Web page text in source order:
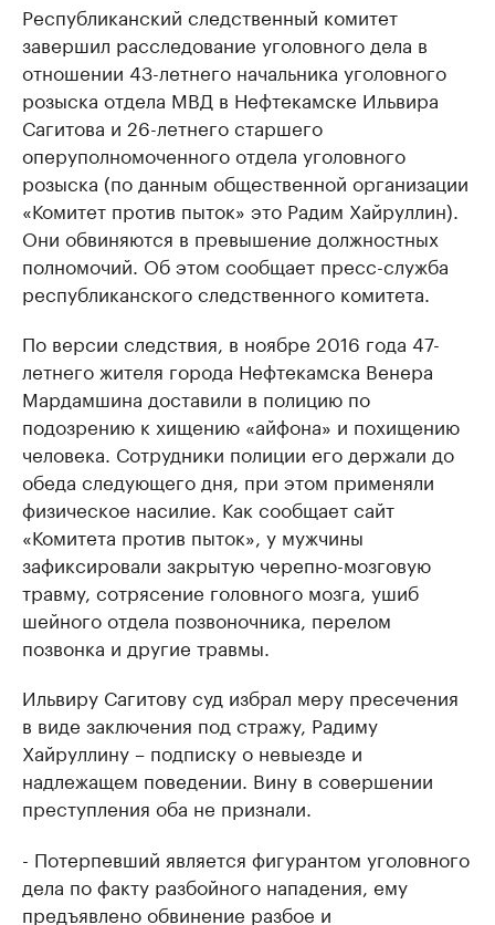
Республиканский следственный комитет
завершил расследование уголовного дела в
отношении 43-летнего начальника уголовного
розыска отдела МВД в Нефтекамске Ильвира
Сагитова и 26-летнего старшего
оперуполномоченного отдела уголовного
розыска (по данным общественной организации
«Комитет против пыток» это Радим Хайруллин).
Они обвиняются в превышение должностных
полномочий. Об этом сообщает пресс-служба
республиканского следственного комитета.
По версии следствия, в ноябре 2016 года 47-
летнего жителя города Нефтекамска Венера
Мардамшина доставили в полицию по
подозрению к хищению «айфона» и похищению
человека. Сотрудники полиции его держали до
обеда следующего дня, при этом применяли
физическое насилие. Как сообщает сайт
«Комитета против пыток», у мужчины
зафиксировали закрытую черепно-мозговую
травму, сотрясение головного мозга, ушиб
шейного отдела позвоночника, перелом
позвонка и другие травмы.
Ильвиру Сагитову суд избрал меру пресечения
в виде заключения под стражу, Радиму
Хайруллину – подписку о невыезде и
надлежащем поведении. Вину в совершении
преступления оба не признали.
- Потерпевший является фигурантом уголовного
дела по факту разбойного нападения, ему
предъявлено обвинение разбое и